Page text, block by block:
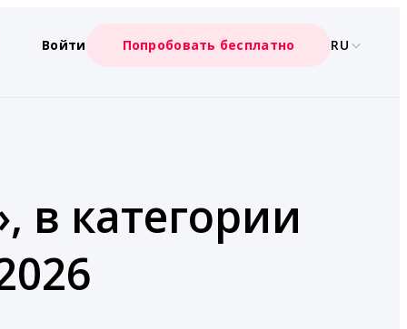
Войти Попробовать бесплатно RU
в категории